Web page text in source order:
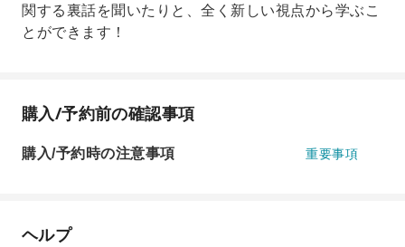
関する裏話を聞いたりと、全く新しい視点から学ぶこ
とができます！
購入/予約前の確認事項
購入/予約時の注意事項 重要事項
ヘルプ